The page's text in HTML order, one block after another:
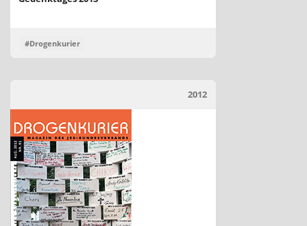
#Drogenkurier
2012